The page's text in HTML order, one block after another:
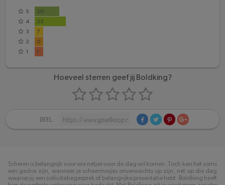
5
20
4
25
3
7
2
0
1
1
Hoeveel sterren geef jij Boldking?
DEEL:
Scheren is belangrijk voor wie netjes voor de dag wil komen. Toch kan het soms
een gedoe zijn, wanneer je scheermesjes onverwachts op zijn, net op die dag
waarop jij een sollicitatiegesprek of belangrijke presentatie hebt. Boldking heeft